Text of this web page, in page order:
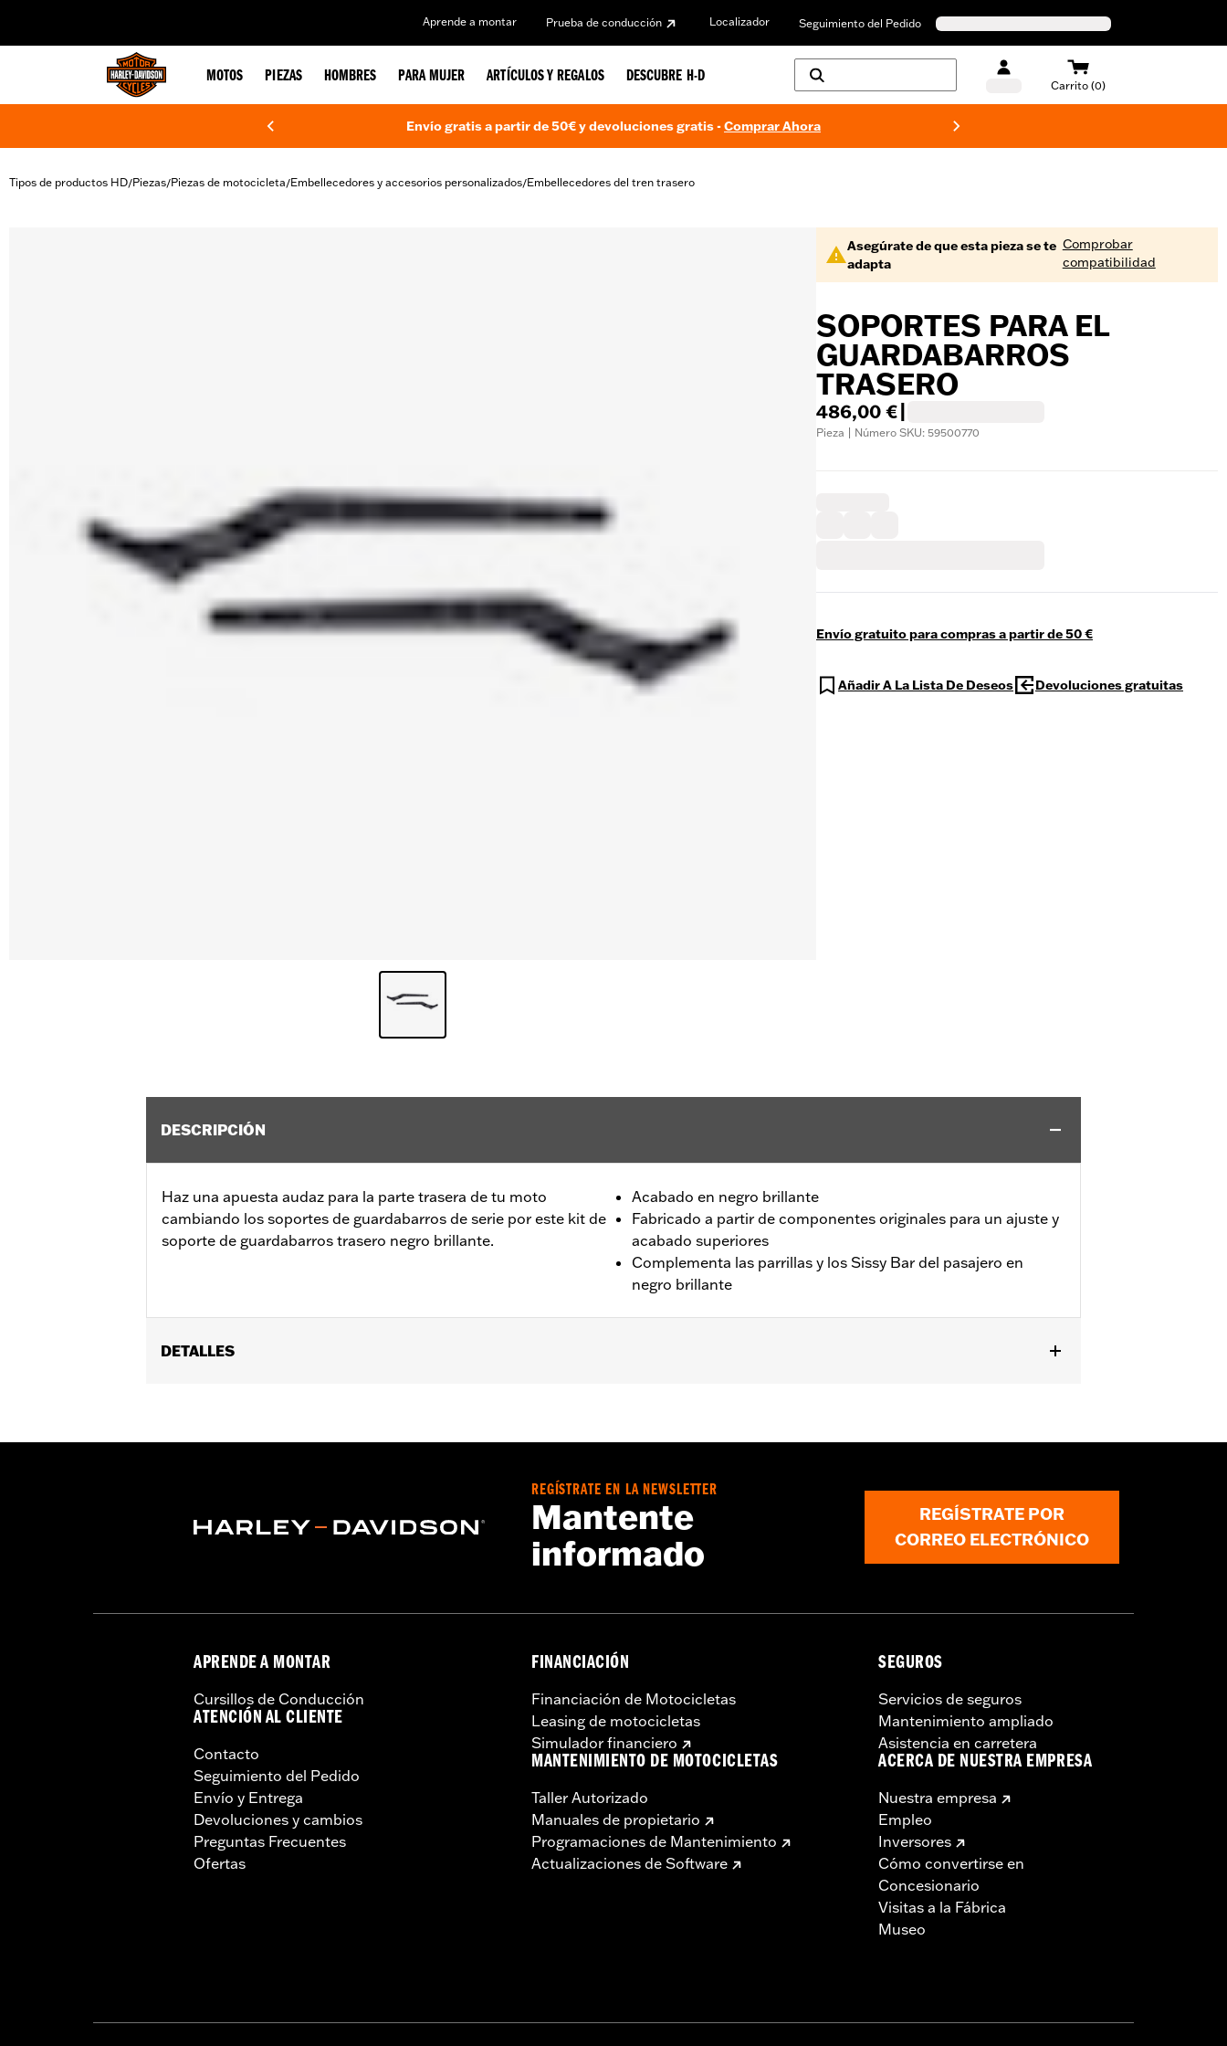
Aprende a montar Prueba de conducción Localizador Seguimiento del Pedido
MOTOS PIEZAS HOMBRES PARA MUJER ARTÍCULOS Y REGALOS DESCUBRE H-D
Carrito (0)
Envío gratis a partir de 50€ y devoluciones gratis -Comprar Ahora
Tipos de productos HD/Piezas/Piezas de motocicleta/Embellecedores y accesorios personalizados/Embellecedores del tren trasero
Asegúrate de que esta pieza se te
adapta
Comprobar
compatibilidad
SOPORTES PARA EL
GUARDABARROS
TRASERO
486,00 €
Pieza | Número SKU: 59500770
Envío gratuito para compras a partir de 50 €
Añadir A La Lista De Deseos Devoluciones gratuitas
DESCRIPCIÓN
Haz una apuesta audaz para la parte trasera de tu moto
cambiando los soportes de guardabarros de serie por este kit de
soporte de guardabarros trasero negro brillante.
Acabado en negro brillante
Fabricado a partir de componentes originales para un ajuste y
acabado superiores
Complementa las parrillas y los Sissy Bar del pasajero en
negro brillante
DETALLES
Se vende por unidades:Par
REGÍSTRATE EN LA NEWSLETTER
Mantente
informado
REGÍSTRATE POR
CORREO ELECTRÓNICO
APRENDE A MONTAR
Cursillos de Conducción
ATENCIÓN AL CLIENTE
Contacto
Seguimiento del Pedido
Envío y Entrega
Devoluciones y cambios
Preguntas Frecuentes
Ofertas
FINANCIACIÓN
Financiación de Motocicletas
Leasing de motocicletas
Simulador financiero
MANTENIMIENTO DE MOTOCICLETAS
Taller Autorizado
Manuales de propietario
Programaciones de Mantenimiento
Actualizaciones de Software
SEGUROS
Servicios de seguros
Mantenimiento ampliado
Asistencia en carretera
ACERCA DE NUESTRA EMPRESA
Nuestra empresa
Empleo
Inversores
Cómo convertirse en
Concesionario
Visitas a la Fábrica
Museo